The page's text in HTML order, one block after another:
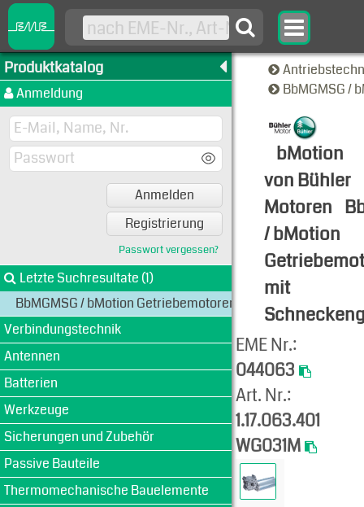
Produktkatalog
Anmeldung
Anmelden
Registrierung
Passwort vergessen?
Letzte Suchresultate (1)
BbMGMSG / bMotion Getriebemotoren mit
Verbindungstechnik
Antennen
Batterien
Werkzeuge
Sicherungen und Zubehör
Passive Bauteile
Thermomechanische Bauelemente
BbMGMSG /
bMotion
von Bühler
Motoren
/ bMotion
mit
Produkt-
EME Nr.:
044063
Art. Nr.:
1.17.063.401
WG031M